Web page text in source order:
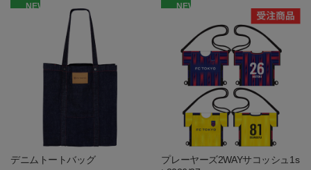
NEW
デニムトートバッグ
NEW
プレーヤーズ2WAYサコッシュ1s